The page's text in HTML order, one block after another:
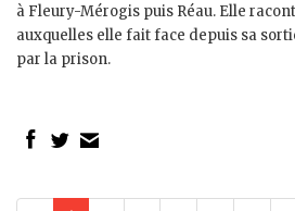
à Fleury-Mérogis puis Réau. Elle
auxquelles elle fait face depuis sa
par la prison.